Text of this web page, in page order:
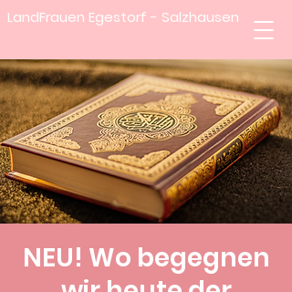
LandFrauen Egestorf - Salzhausen
NEU! Wo begegnen